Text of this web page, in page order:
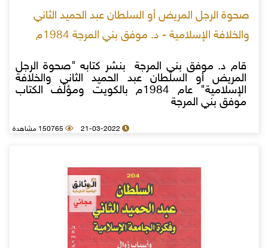
صحوة الرجل المريض أو السلطان عبد الحميد الثاني
والخلافة الإسلامية - د. موفق بني المرجة 1984م
قام د. موفق بني المرجة بنشر كتابه "صحوة الرجل
المريض أو السلطان عبد الحميد الثاني والخلافة
الإسلامية" عام 1984م بالكويت ومؤلف الكتاب
موفق بني المرجة
21-03-2022 150765 مشاهدة